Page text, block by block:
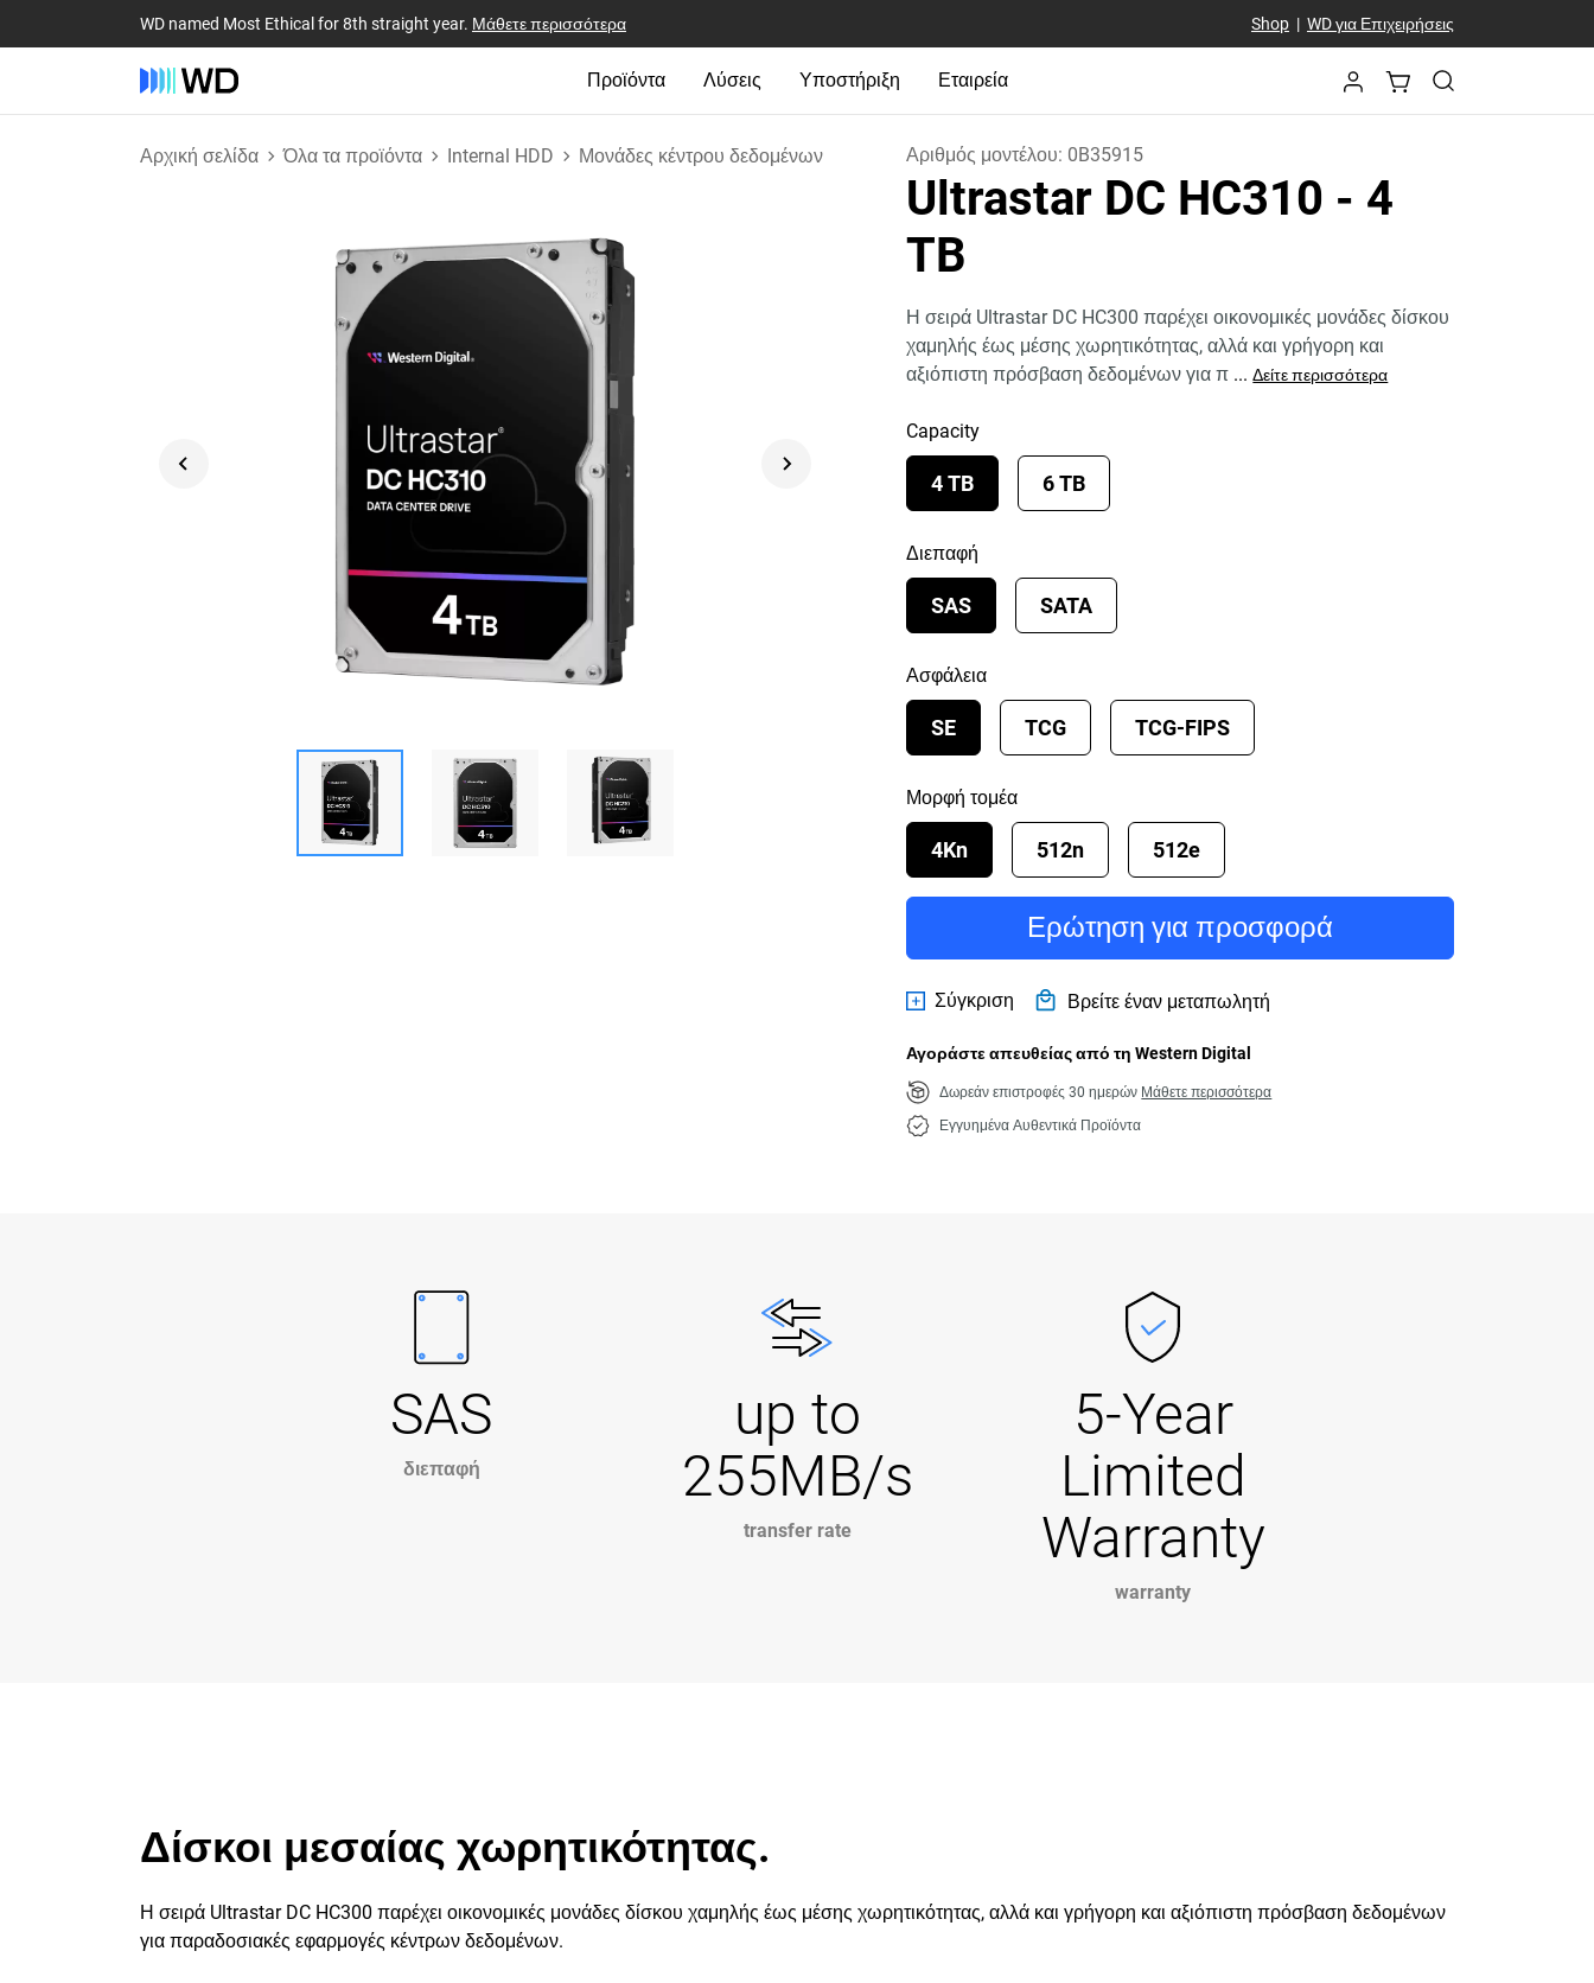
WD named Most Ethical for 8th straight year. Μάθετε περισσότερα Shop| WD για Επιχειρήσεις
Προϊόντα Λύσεις Υποστήριξη Εταιρεία
Αρχική σελίδα Όλα τα προϊόντα Internal HDD Μονάδες κέντρου δεδομένων Αριθμός μοντέλου: 0B35915
Ultrastar DC HC310 - 4
TB
Η σειρά Ultrastar DC HC300 παρέχει οικονομικές μονάδες δίσκου
χαμηλής έως μέσης χωρητικότητας, αλλά και γρήγορη και
αξιόπιστη πρόσβαση δεδομένων για π ... Δείτε περισσότερα
Capacity
4 TB 6 TB
Διεπαφή
SAS SATA
Ασφάλεια
SE TCG TCG-FIPS
Μορφή τομέα
4Kn 512n 512e
Ερώτηση για προσφορά
Σύγκριση Βρείτε έναν μεταπωλητή
Αγοράστε απευθείας από τη Western Digital
Δωρεάν επιστροφές 30 ημερών Μάθετε περισσότερα
Εγγυημένα Αυθεντικά Προϊόντα
SAS
διεπαφή
up to
255MB/s
transfer rate
5-Year
Limited
Warranty
warranty
Δίσκοι μεσαίας χωρητικότητας.
Η σειρά Ultrastar DC HC300 παρέχει οικονομικές μονάδες δίσκου χαμηλής έως μέσης χωρητικότητας, αλλά και γρήγορη και αξιόπιστη πρόσβαση δεδομένων
για παραδοσιακές εφαρμογές κέντρων δεδομένων.